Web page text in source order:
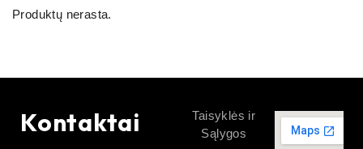
Produktų nerasta.
Kontaktai
Taisyklės ir
Sąlygos